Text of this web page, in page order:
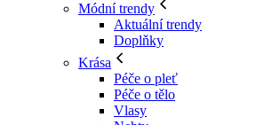
Módní trendy
Aktuální trendy
Doplňky
Krása
Péče o pleť
Péče o tělo
Vlasy